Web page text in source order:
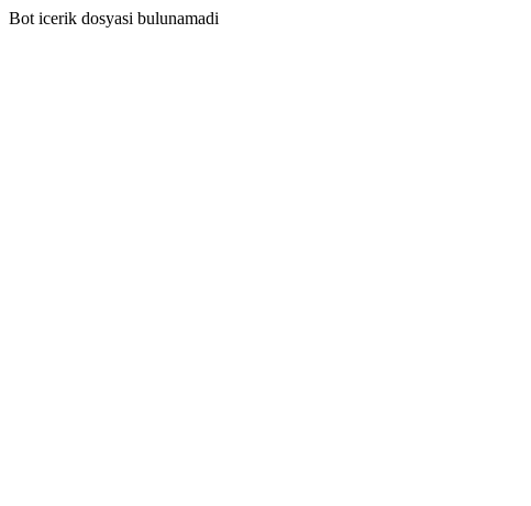
Bot icerik dosyasi bulunamadi